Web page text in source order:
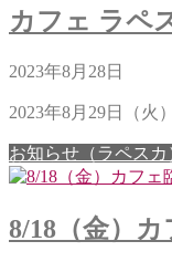
カフェ ラペ
2023年8月28日
2023年8月29日（火
お知らせ（ラペスカ
8/18（金）